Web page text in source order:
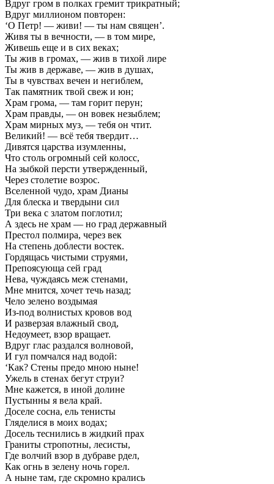
Вдруг гром в полках гремит трикратный;
Вдруг миллионом повторен:
‘О Петр! — живи! — ты нам священ’.
Живя ты в вечности, — в том мире,
Живешь еще и в сих веках;
Ты жив в громах, — жив в тихой лире
Ты жив в державе, — жив в душах,
Ты в чувствах вечен и негиблем,
Так памятник твой свеж и юн;
Храм грома, — там горит перун;
Храм правды, — он вовек незыблем;
Храм мирных муз, — тебя он чтит.
Великий! — всё тебя твердит…
Дивятся царства изумленны,
Что столь огромный сей колосс,
На зыбкой персти утвержденный,
Через столетие возрос.
Вселенной чудо, храм Дианы
Для блеска и твердыни сил
Три века с златом поглотил;
А здесь не храм — но град державный
Престол полмира, через век
На степень доблести востек.
Гордящась чистыми струями,
Препоясующа сей град
Нева, чуждаясь меж стенами,
Мне мнится, хочет течь назад;
Чело зелено воздымая
Из-под волнистых кровов вод
И разверзая влажный свод,
Недоумеет, взор вращает.
Вдруг глас раздался волновой,
И гул помчался над водой:
‘Как? Стены предо мною ныне!
Ужель в стенах бегут струи?
Мне кажется, в иной долине
Пустынны я вела край.
Доселе сосна, ель тенисты
Гляделися в моих водах;
Досель теснились в жидкий прах
Граниты стропотны, лесисты,
Где волчий взор в дубраве рдел,
Как огнь в зелену ночь горел.
А ныне там, где скромно крались